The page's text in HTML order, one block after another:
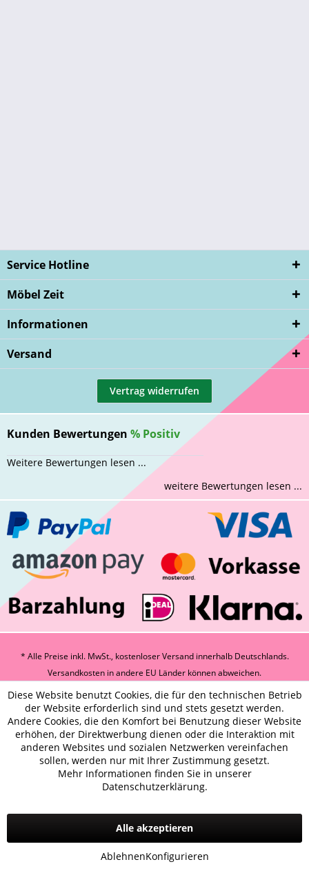
Service Hotline
Möbel Zeit
Informationen
Versand
Vertrag widerrufen
Kunden Bewertungen % Positiv
Weitere Bewertungen lesen ...
weitere Bewertungen lesen ...
* Alle Preise inkl. MwSt., kostenloser Versand innerhalb Deutschlands.
Versandkosten in andere EU Länder können abweichen.
Diese Website benutzt Cookies, die für den technischen Betrieb
der Website erforderlich sind und stets gesetzt werden.
Andere Cookies, die den Komfort bei Benutzung dieser Website
erhöhen, der Direktwerbung dienen oder die Interaktion mit
anderen Websites und sozialen Netzwerken vereinfachen
sollen, werden nur mit Ihrer Zustimmung gesetzt.
Mehr Informationen finden Sie in unserer
Datenschutzerklärung.
Alle akzeptieren
AblehnenKonfigurieren